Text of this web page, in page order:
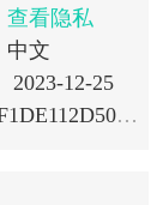
查看隐私
中文
2023-12-25
MD5：8F1DE112D50DB8EEE8B7A37F90417DAF